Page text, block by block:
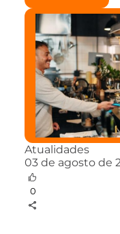
Atualidades
03 de agosto de
0